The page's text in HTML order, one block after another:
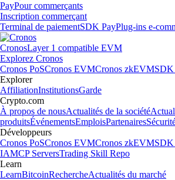
PayPour commerçants
Inscription commerçant
Terminal de paiementSDK PayPlug-ins e-
CronosLayer 1 compatible EVM
Explorez Cronos
Cronos PoSCronos EVMCronos zkEVMSDK
Explorer
AffiliationInstitutionsGarde
Crypto.com
À propos de nousActualités de la société
produitsÉvénementsEmploisPartenaires
Développeurs
Cronos PoSCronos EVMCronos zkEVMSDK
IAMCP ServersTrading Skill Repo
Learn
LearnBitcoinRechercheActualités du marché